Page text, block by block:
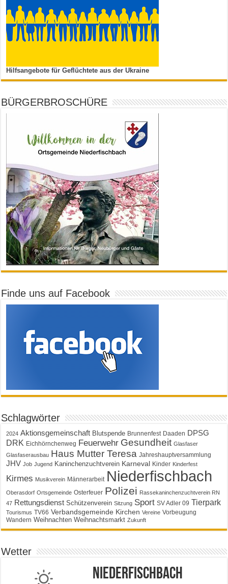
Hilfsangebote für Geflüchtete aus der Ukraine
BÜRGERBROSCHÜRE
Finde uns auf Facebook
Schlagwörter
2024 Aktionsgemeinschaft Blutspende Brunnenfest Daaden DPSG
DRK Eichhörnchenweg Feuerwehr Gesundheit Glasfaser
Glasfaserausbau Haus Mutter Teresa Jahreshauptversammlung
JHV Job Jugend Kaninchenzuchtverein Karneval Kinder Kinderfest
Kirmes Musikverein Männerarbeit Niederfischbach
Oberasdorf Ortsgemeinde Osterfeuer Polizei Rassekaninchenzuchtverein RN
47 Rettungsdienst Schützenverein Sitzung Sport SV Adler 09 Tierpark
Tourismus TV66 Verbandsgemeinde Kirchen Vereine Vorbeugung
Wandern Weihnachten Weihnachtsmarkt Zukunft
Wetter
Niederfischbach